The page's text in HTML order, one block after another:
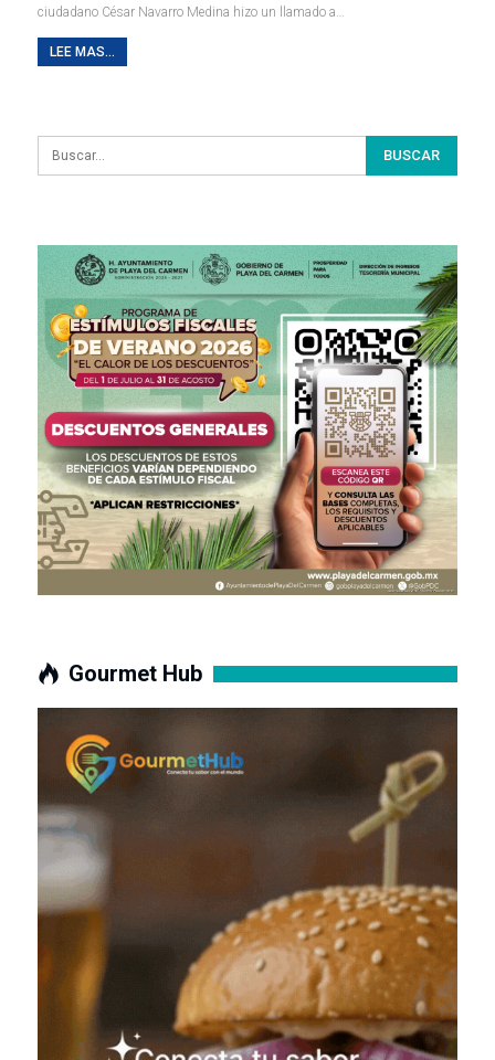
ciudadano César Navarro Medina hizo un llamado a…
LEE MAS...
Gourmet Hub